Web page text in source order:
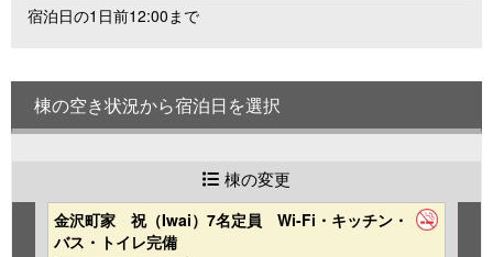
宿泊日の1日前12:00まで
棟の空き状況から宿泊日を選択
棟の変更
金沢町家 祝（Iwai）7名定員 Wi-Fi・キッチン・
バス・トイレ完備